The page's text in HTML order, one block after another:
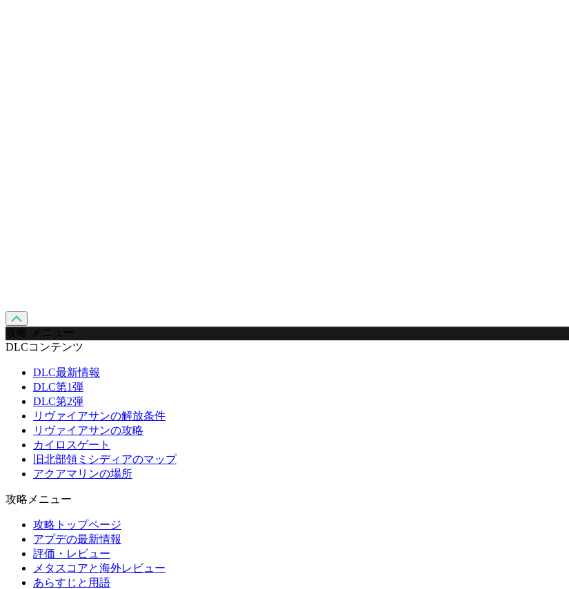
攻略 メニュー
DLCコンテンツ
DLC最新情報
DLC第1弾
DLC第2弾
リヴァイアサンの解放条件
リヴァイアサンの攻略
カイロスゲート
旧北部領ミシディアのマップ
アクアマリンの場所
攻略メニュー
攻略トップページ
アプデの最新情報
評価・レビュー
メタスコアと海外レビュー
あらすじと用語